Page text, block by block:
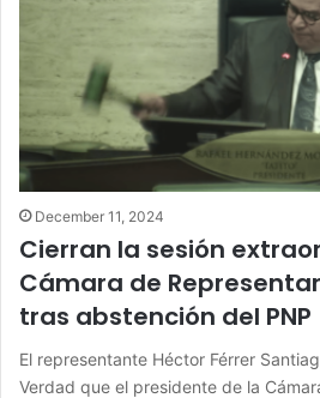
December 11, 2024
Cierran la sesión
Cámara de
tras abstención del PNP
El representante Héctor Férrer
Verdad que el presidente de la